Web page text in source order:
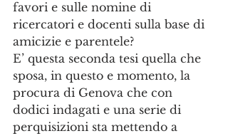
favori e sulle nomine di
ricercatori e docenti sulla base di
amicizie e parentele?
E’ questa seconda tesi quella che
sposa, in questo e momento, la
procura di Genova che con
dodici indagati e una serie di
perquisizioni sta mettendo a